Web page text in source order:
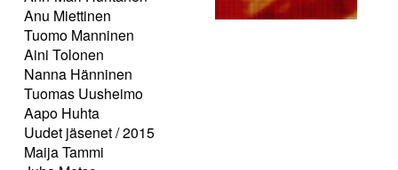
Anu Miettinen
Tuomo Manninen
Aini Tolonen
Nanna Hänninen
Tuomas Uusheimo
Aapo Huhta
Uudet jäsenet / 2015
Maija Tammi